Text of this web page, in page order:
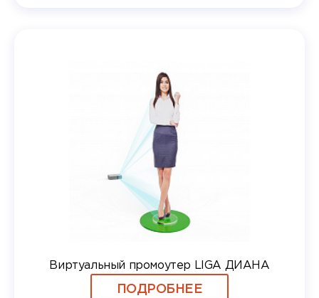
Виртуальный промоутер LIGA ДИАНА
ПОДРОБНЕЕ